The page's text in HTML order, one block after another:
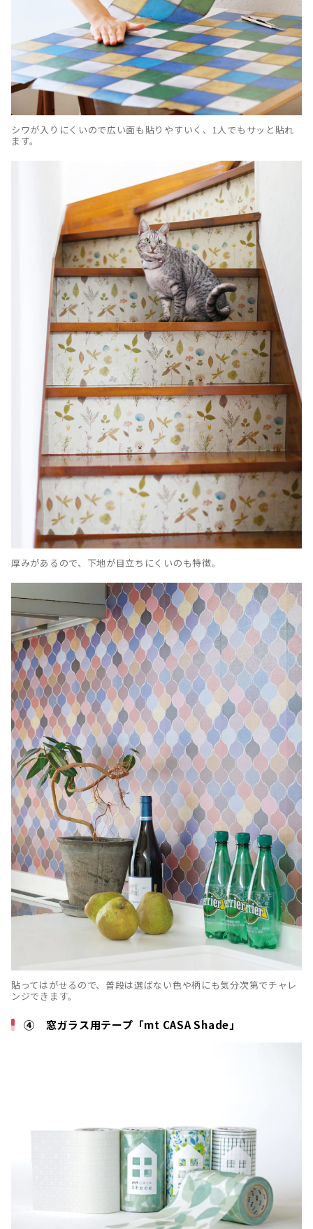
シワが入りにくいので広い面も貼りやすいく、1人でもサッと貼れ
ます。
厚みがあるので、下地が目立ちにくいのも特徴。
貼ってはがせるので、普段は選ばない色や柄にも気分次第でチャレ
ンジできます。
④ 窓ガラス用テープ「mt CASA Shade」